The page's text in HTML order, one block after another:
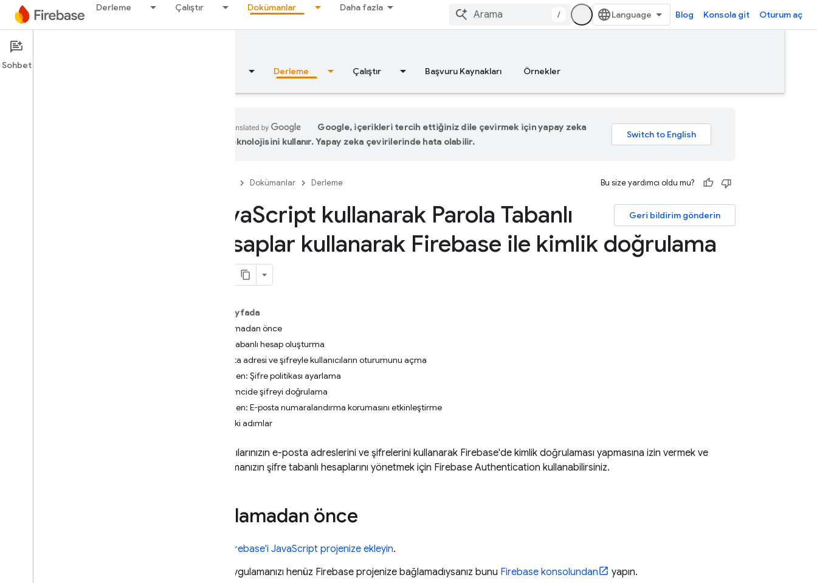
Derleme Çalıştır Dokümanlar Daha fazla
/ Blog Konsola git Oturum aç
Belgeler
Genel bakış Derleme Çalıştır Başvuru Kaynakları Örnekler
Google, içerikleri tercih ettiğiniz dile çevirmek için yapay zeka
teknolojisini kullanır. Yapay zeka çevirilerinde hata olabilir.
Dokümanlar Derleme Bu size yardımcı oldu mu?
Geri bildirim gönderin
JavaScript kullanarak Parola Tabanlı
Hesaplar kullanarak Firebase ile kimlik doğrulama
Bu sayfada
Başlamadan önce
Şifre tabanlı hesap oluşturma
E-posta adresi ve şifreyle kullanıcıların oturumunu açma
Önerilen: Şifre politikası ayarlama
İstemcide şifreyi doğrulama
Önerilen: E-posta numaralandırma korumasını etkinleştirme
Sonraki adımlar
Kullanıcılarınızın e-posta adreslerini ve şifrelerini kullanarak Firebase'de kimlik doğrulaması yapmasına izin vermek ve
uygulamanızın şifre tabanlı hesaplarını yönetmek için Firebase Authentication kullanabilirsiniz.
Başlamadan önce
Firebase'i JavaScript projenize ekleyin.
Uygulamanızı henüz Firebase projenize bağlamadıysanız bunu Firebase konsolundan
yapın.
Sohbet